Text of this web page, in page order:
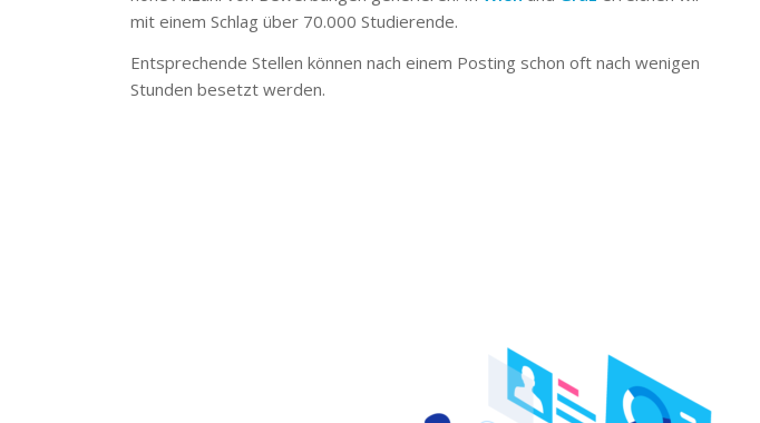
mit einem Schlag über 70.000 Studierende.
Entsprechende Stellen können nach einem Posting schon oft nach wenigen
Stunden besetzt werden.